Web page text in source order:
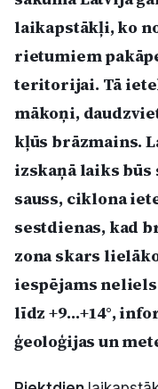
Facebook Instagram
laikapstākļi, ko
rietumiem
teritorijai. Tā
mākoņi,
kļūs brāzmains.
izskaņā laiks
sauss, ciklona
sestdienas, kad
zona skars
iespējams
līdz +9…+14°,
ģeoloģijas un